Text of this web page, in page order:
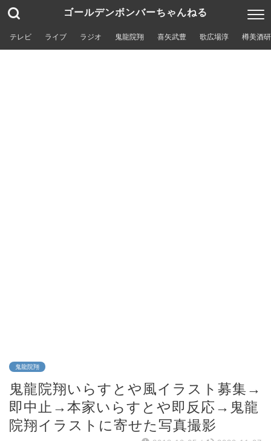
ゴールデンボンバーちゃんねる
テレビ ライブ ラジオ 鬼龍院翔 喜矢武豊 歌広場淳 樽美酒
鬼龍院翔
鬼龍院翔いらすとや風イラスト募集→
即中止→本家いらすとや即反応→鬼龍
院翔イラストに寄せた写真撮影